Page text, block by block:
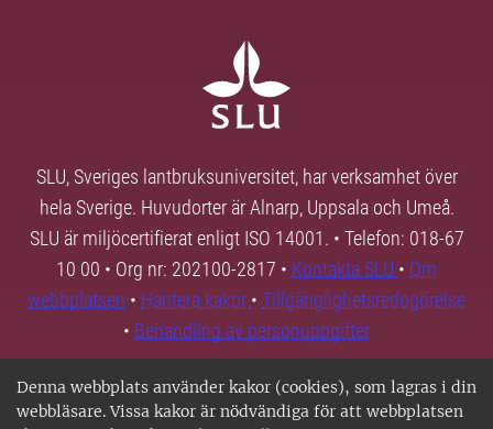
Denna webbplats använder kakor (cookies), som lagras i din
webbläsare. Vissa kakor är nödvändiga för att webbplatsen
SLU, Sveriges lantbruksuniversitet, har verksamhet över
hela Sverige. Huvudorter är Alnarp, Uppsala och Umeå.
SLU är miljöcertifierat enligt ISO 14001. • Telefon: 018-67
10 00 • Org nr: 202100-2817 • Kontakta SLU • Om
webbplatsen • Hantera kakor • Tillgänglighetsredogörelse
• Behandling av personuppgifter